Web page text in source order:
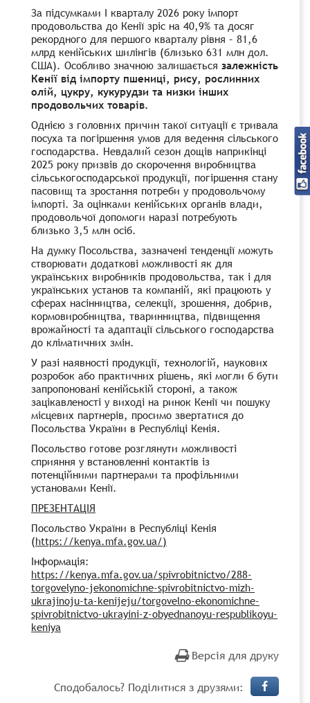
За підсумками І кварталу 2026 року імпорт
продовольства до Кенії зріс на 40,9% та досяг
рекордного для першого кварталу рівня – 81,6
млрд кенійських шилінгів (близько 631 млн дол.
США). Особливо значною залишається залежність
Кенії від імпорту пшениці, рису, рослинних
олій, цукру, кукурудзи та низки інших
продовольчих товарів.
Однією з головних причин такої ситуації є тривала
посуха та погіршення умов для ведення сільського
господарства. Невдалий сезон дощів наприкінці
2025 року призвів до скорочення виробництва
сільськогосподарської продукції, погіршення стану
пасовищ та зростання потреби у продовольчому
імпорті. За оцінками кенійських органів влади,
продовольчої допомоги наразі потребують
близько 3,5 млн осіб.
На думку Посольства, зазначені тенденції можуть
створювати додаткові можливості як для
українських виробників продовольства, так і для
українських установ та компаній, які працюють у
сферах насінництва, селекції, зрошення, добрив,
кормовиробництва, тваринництва, підвищення
врожайності та адаптації сільського господарства
до кліматичних змін.
У разі наявності продукції, технологій, наукових
розробок або практичних рішень, які могли б бути
запропоновані кенійській стороні, а також
зацікавленості у виході на ринок Кенії чи пошуку
місцевих партнерів, просимо звертатися до
Посольства України в Республіці Кенія.
Посольство готове розглянути можливості
сприяння у встановленні контактів із
потенційними партнерами та профільними
установами Кенії.
ПРЕЗЕНТАЦІЯ
Посольство України в Республіці Кенія
(https://kenya.mfa.gov.ua/)
Інформація:
https://kenya.mfa.gov.ua/spivrobitnictvo/288-
torgovelyno-jekonomichne-spivrobitnictvo-mizh-
ukrajinoju-ta-kenijeju/torgovelno-ekonomichne-
spivrobitnictvo-ukrayini-z-obyednanoyu-respublikoyu-
keniya
Версія для друку
Сподобалось? Поділитися з друзями: